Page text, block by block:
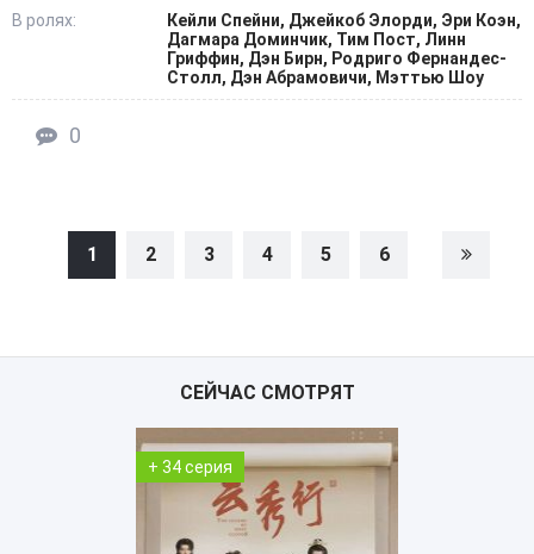
В ролях:
Кейли Спейни, Джейкоб Элорди, Эри Коэн,
Дагмара Доминчик, Тим Пост, Линн
Гриффин, Дэн Бирн, Родриго Фернандес-
Столл, Дэн Абрамовичи, Мэттью Шоу
0
1 2 3 4 5 6
СЕЙЧАС СМОТРЯТ
+ 1 серия